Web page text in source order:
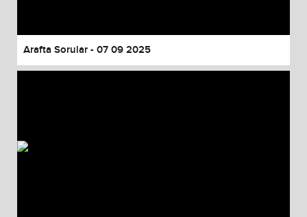
Arafta Sorular - 07 09 2025